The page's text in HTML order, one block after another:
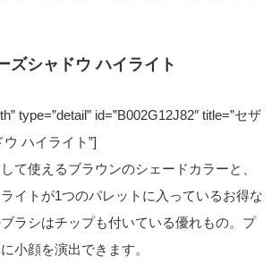
ズシャドウ ハイライト
type=”detail” id=”B002G12J82″ title=”セザ
ハイライト”]
て使えるブラウンのシェードカラーと、
イトが1つのパレットに入っているお得な
ラシはチップも付いている優れもの。プ
小顔を演出できます。